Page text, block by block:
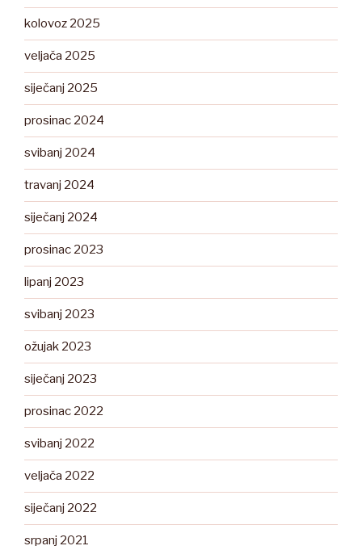
kolovoz 2025
veljača 2025
siječanj 2025
prosinac 2024
svibanj 2024
travanj 2024
siječanj 2024
prosinac 2023
lipanj 2023
svibanj 2023
ožujak 2023
siječanj 2023
prosinac 2022
svibanj 2022
veljača 2022
siječanj 2022
srpanj 2021